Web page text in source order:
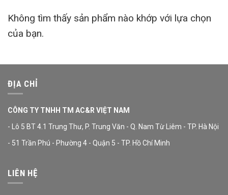
Không tìm thấy sản phẩm nào khớp với lựa chọn
của bạn.
ĐỊA CHỈ
CÔNG TY TNHH TM AC&R VIỆT NAM
- Lô 5 BT 4.1 Trung Thư, P. Trung Văn - Q. Nam Từ Liêm - TP. Hà Nội
- 51 Trần Phú - Phường 4 - Quận 5 - TP. Hồ Chí Minh
LIÊN HỆ